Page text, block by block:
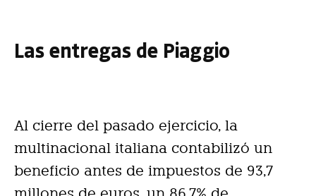
Las entregas de Piaggio
Al cierre del pasado ejercicio, la
multinacional italiana contabilizó un
beneficio antes de impuestos de 93,7